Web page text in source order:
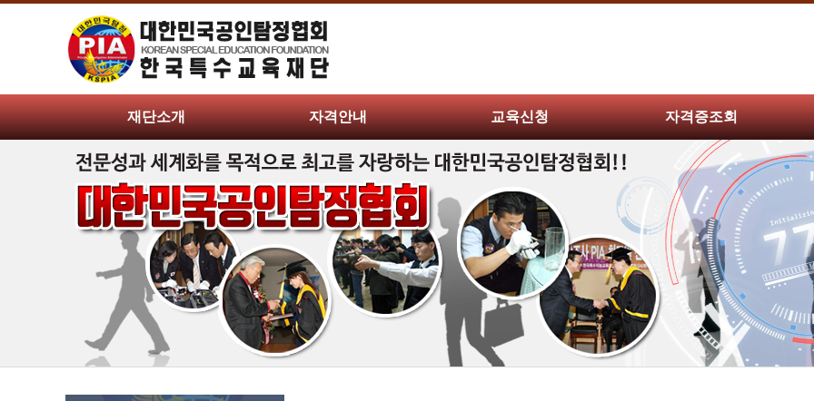
재단소개 자격안내 교육신청 자격증조회